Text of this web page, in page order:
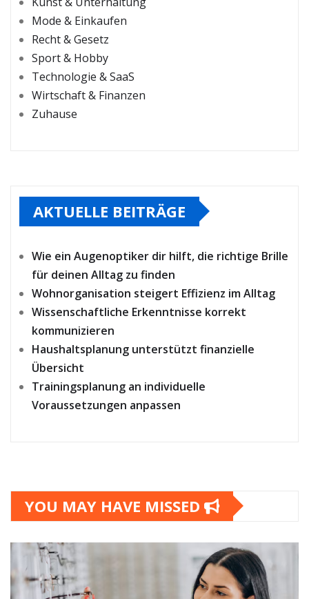
Mode & Einkaufen
Recht & Gesetz
Sport & Hobby
Technologie & SaaS
Wirtschaft & Finanzen
Zuhause
AKTUELLE BEITRÄGE
Wie ein Augenoptiker dir hilft, die richtige Brille
für deinen Alltag zu finden
Wohnorganisation steigert Effizienz im Alltag
Wissenschaftliche Erkenntnisse korrekt
kommunizieren
Haushaltsplanung unterstützt finanzielle
Übersicht
Trainingsplanung an individuelle
Voraussetzungen anpassen
YOU MAY HAVE MISSED